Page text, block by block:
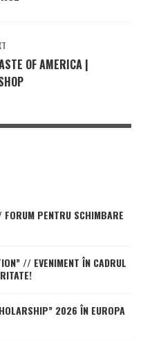
OF AMERICA |
PENTRU SCHIMBARE
// EVENIMENT ÎN CADRUL
2026 ÎN EUROPA